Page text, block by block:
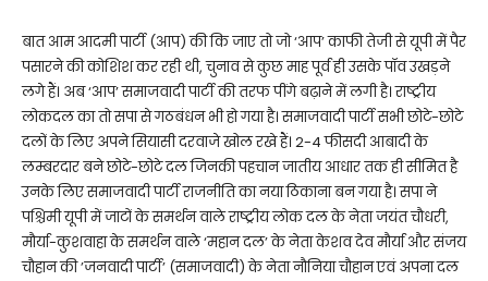
बात आम आदमी पार्टी (आप) की कि जाए तो जो ‘आप’ काफी तेजी से यूपी में पैर
पसारने की कोशिश कर रही थी, चुनाव से कुछ माह पूर्व ही उसके पॉव उखड़ने
लगे हैं। अब ‘आप’ समाजवादी पार्टी की तरफ पींगे बढ़ाने में लगी है। राष्ट्रीय
लोकदल का तो सपा से गठबंधन भी हो गया है। समाजवादी पार्टी सभी छोटे-छोटे
दलों के लिए अपने सियासी दरवाजे खोल रखे हैं। 2-4 फीसदी आबादी के
लम्बरदार बने छोटे-छोटे दल जिनकी पहचान जातीय आधार तक ही सीमित है
उनके लिए समाजवादी पार्टी राजनीति का नया ठिकाना बन गया है। सपा ने
पश्चिमी यूपी में जाटों के समर्थन वाले राष्ट्रीय लोक दल के नेता जयंत चौधरी,
मौर्या-कुशवाहा के समर्थन वाले ‘महान दल’ के नेता केशव देव मौर्या और संजय
चौहान की ’जनवादी पार्टी’ (समाजवादी) के नेता नौनिया चौहान एवं अपना दल